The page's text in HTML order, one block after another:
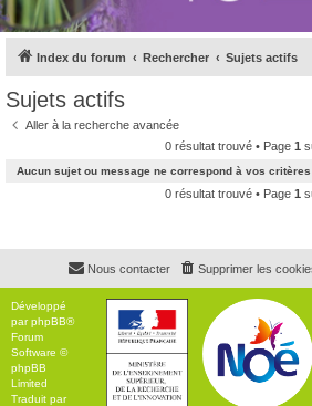
Index du forum Rechercher Sujets actifs
Sujets actifs
Aller à la recherche avancée
0 résultat trouvé • Page 1
Aucun sujet ou message ne correspond à vos critères
0 résultat trouvé • Page 1
Supprimer les
Nous contacter
Développé
parphpBB®
Forum
Software ©
phpBB
Limited
Traduit par